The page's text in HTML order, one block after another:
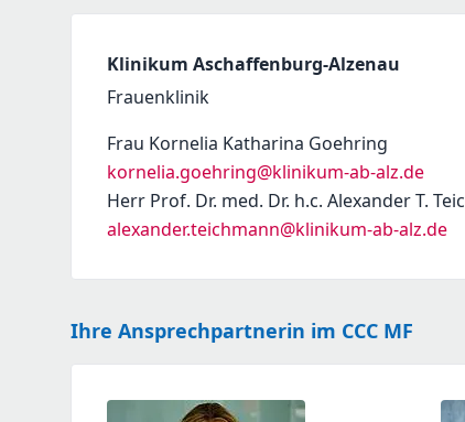
Klinikum Aschaffenburg-Alzenau
Frauenklinik
Frau Kornelia Katharina Goehring
kornelia.goehring@klinikum-ab-alz.de
Herr Prof. Dr. med. Dr. h.c. Alexander T.
alexander.teichmann@klinikum-ab-alz.de
Ihre Ansprechpartnerin im CCC MF